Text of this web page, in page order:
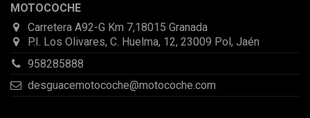
MOTOCOCHE
Carretera A92-G Km 7,18015 Granada
P.I. Los Olivares, C. Huelma, 12, 23009 Pol, Jaén
958285888
desguacemotocoche@motocoche.com